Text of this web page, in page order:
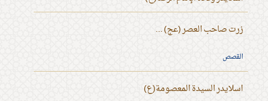
زرت صاحب العصر (عج) ...
القصص
اسلايدر السيدة المعصومة(ع)